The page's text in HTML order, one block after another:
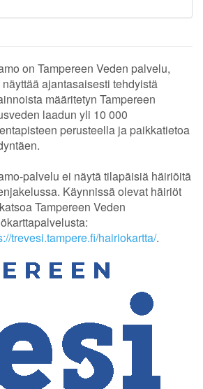
on Tampereen Veden palvelu,
näyttää ajantasaisesti tehdyistä
määritetyn Tampereen
laadun yli 10 000
perusteella ja paikkatietoa
palvelu ei näytä tilapäisiä häiriöitä
Käynnissä olevat häiriöt
Tampereen Veden
trevesi.tampere.fi/hairiokartta/.